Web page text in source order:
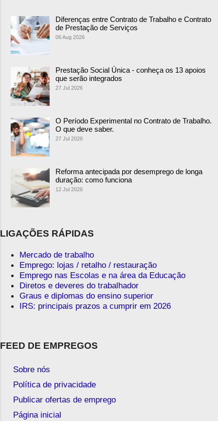
Diferenças entre Contrato de Trabalho e Contrato
de Prestação de Serviços
06 Aug 2026
Prestação Social Única - conheça os 13 apoios
que serão integrados
27 Jul 2026
O Período Experimental no Contrato de Trabalho.
O que deve saber.
27 Jul 2026
Reforma antecipada por desemprego de longa
duração: como funciona
12 Jul 2026
LIGAÇÕES RÁPIDAS
Mercado de trabalho
Emprego: lojas / retalho / restauração
Emprego nas Escolas e na área da Educação
Diretos e deveres do trabalhador
Graus e diplomas do ensino superior
IRS: principais prazos a cumprir em 2026
FEED DE EMPREGOS
Sobre nós
Política de privacidade
Publicar ofertas de emprego
Página inicial